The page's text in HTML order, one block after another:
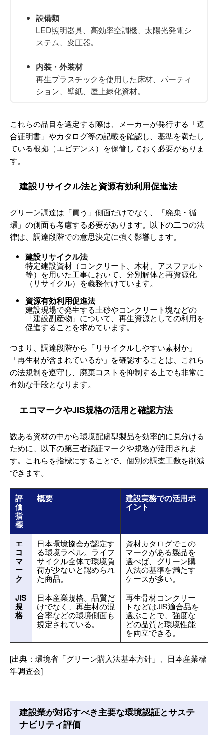
設備類
LED照明器具、高効率空調機、太陽光発電シ
ステム、変圧器。
内装・外装材
再生プラスチックを使用した床材、パーティ
ション、壁紙、屋上緑化資材。
これらの品目を選定する際は、メーカーが発行する「適
合証明書」やカタログ等の記載を確認し、基準を満たし
ている根拠（エビデンス）を保管しておく必要がありま
す。
建設リサイクル法と資源有効利用促進法
グリーン調達は「買う」側面だけでなく、「廃棄・循
環」の側面も考慮する必要があります。以下の二つの法
律は、調達段階での意思決定に強く影響します。
建設リサイクル法
特定建設資材（コンクリート、木材、アスファルト
等）を用いた工事において、分別解体と再資源化
（リサイクル）を義務付けています。
資源有効利用促進法
建設現場で発生する土砂やコンクリート塊などの
「建設副産物」について、再生資源としての利用を
促進することを求めています。
つまり、調達段階から「リサイクルしやすい素材か」
「再生材が含まれているか」を確認することは、これら
の法規制を遵守し、廃棄コストを抑制する上でも非常に
有効な手段となります。
エコマークやJIS規格の活用と確認方法
数ある資材の中から環境配慮型製品を効率的に見分ける
ために、以下の第三者認証マークや規格が活用されま
す。これらを指標にすることで、個別の調査工数を削減
できます。
評
価
指
標
概要 建設実務での活用ポ
イント
エ
コ
マ
ー
ク
日本環境協会が認定す
る環境ラベル。ライフ
サイクル全体で環境負
荷が少ないと認められ
た商品。
資材カタログでこの
マークがある製品を
選べば、グリーン購
入法の基準を満たす
ケースが多い。
JIS
規
格
日本産業規格。品質だ
けでなく、再生材の混
合率などの環境側面も
規定されている。
再生骨材コンクリー
トなどはJIS適合品を
選ぶことで、強度な
どの品質と環境性能
を両立できる。
[出典：環境省「グリーン購入法基本方針」、日本産業標
準調査会]
建設業が対応すべき主要な環境認証とサステ
ナビリティ評価